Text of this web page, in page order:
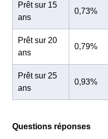
Prêt sur 15
ans
0,73%
Prêt sur 20
ans
0,79%
Prêt sur 25
ans
0,93%
Questions réponses